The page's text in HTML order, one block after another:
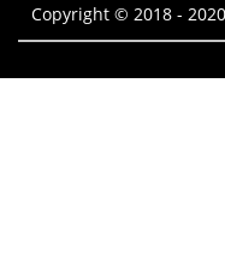
Copyright © 2018 -